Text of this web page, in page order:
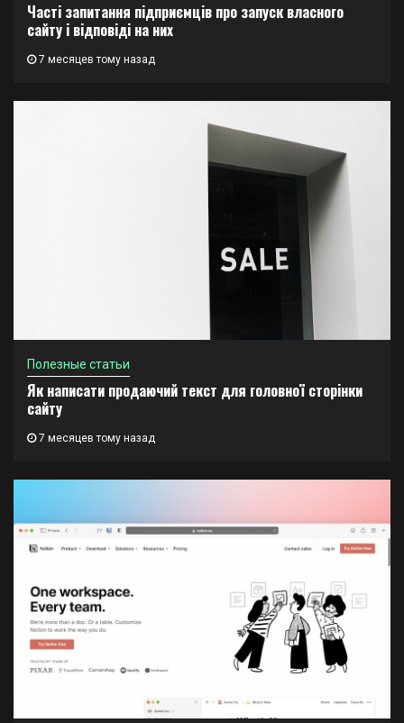
Часті запитання підприємців про запуск власного
сайту і відповіді на них
7 месяцев тому назад
Полезные статьи
Як написати продаючий текст для головної сторінки
сайту
7 месяцев тому назад